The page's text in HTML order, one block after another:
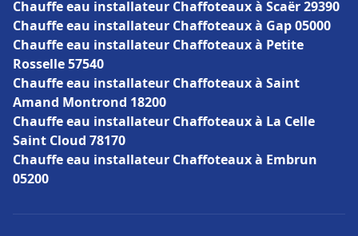
Chauffe eau installateur Chaffoteaux à Scaër 29390
Chauffe eau installateur Chaffoteaux à Gap 05000
Chauffe eau installateur Chaffoteaux à Petite
Rosselle 57540
Chauffe eau installateur Chaffoteaux à Saint
Amand Montrond 18200
Chauffe eau installateur Chaffoteaux à La Celle
Saint Cloud 78170
Chauffe eau installateur Chaffoteaux à Embrun
05200